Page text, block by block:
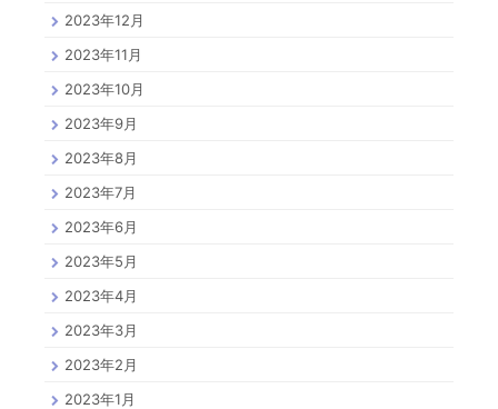
2023年12月
2023年11月
2023年10月
2023年9月
2023年8月
2023年7月
2023年6月
2023年5月
2023年4月
2023年3月
2023年2月
2023年1月